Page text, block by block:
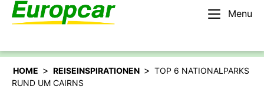
Menu
Deutsch
HOME > REISEINSPIRATIONEN > TOP 6 NATIONALPARKS
RUND UM CAIRNS